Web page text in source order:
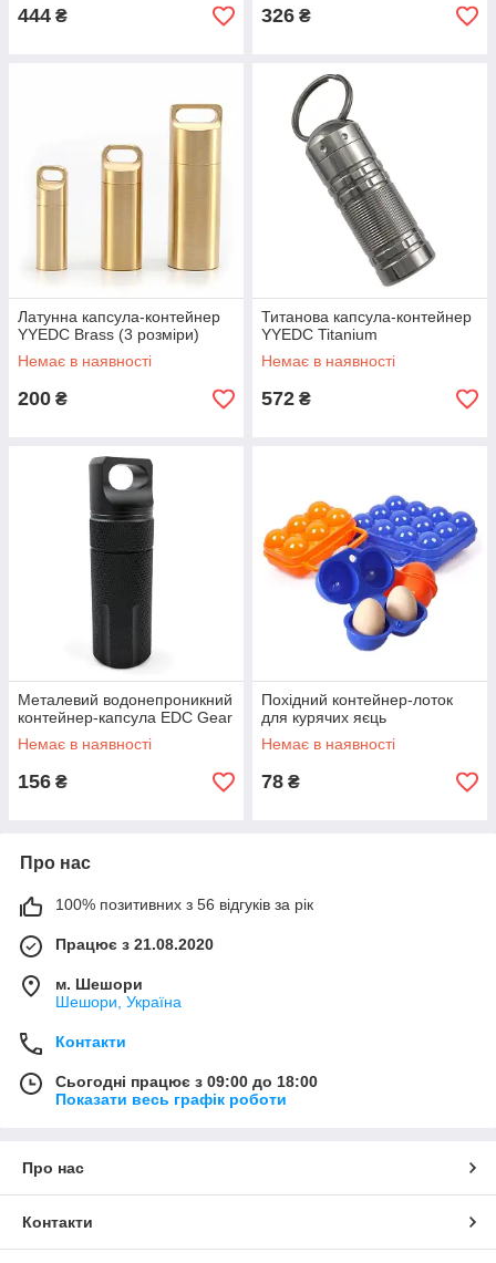
444 ₴ 326 ₴
Латунна капсула-контейнер
YYEDC Brass (3 розміри)
Немає в наявності
200 ₴
Титанова капсула-контейнер
YYEDC Titanium
Немає в наявності
572 ₴
Металевий водонепроникний
контейнер-капсула EDC Gear
Немає в наявності
156 ₴
Похідний контейнер-лоток
для курячих яєць
Немає в наявності
78 ₴
Про нас
100% позитивних з 56 відгуків за рік
Працює з 21.08.2020
м. Шешори
Шешори, Україна
Контакти
Сьогодні працює з 09:00 до 18:00
Показати весь графік роботи
Про нас
Контакти